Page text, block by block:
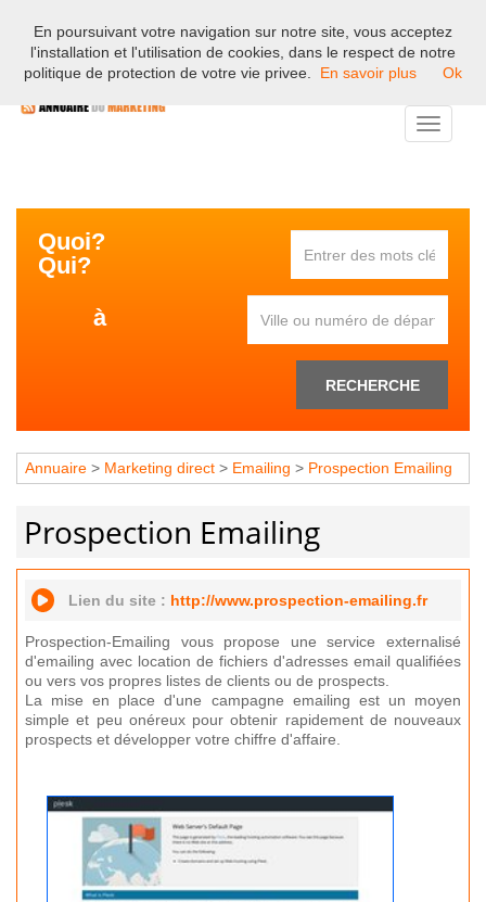
Bienvenue sur l'annuaire professionnel du marketing et de la
communication en France.
Toggle
Quoi?
Qui?
à
RECHERCHE
Annuaire > Marketing direct > Emailing > Prospection Emailing
Prospection Emailing
Lien du site : http://www.prospection-emailing.fr
Prospection-Emailing vous propose une service externalisé
d'emailing avec location de fichiers d'adresses email qualifiées
ou vers vos propres listes de clients ou de prospects.
La mise en place d'une campagne emailing est un moyen
simple et peu onéreux pour obtenir rapidement de nouveaux
prospects et développer votre chiffre d'affaire.
En poursuivant votre navigation sur notre site, vous acceptez
l'installation et l'utilisation de cookies, dans le respect de notre
politique de protection de votre vie privee.
En savoir plus Ok